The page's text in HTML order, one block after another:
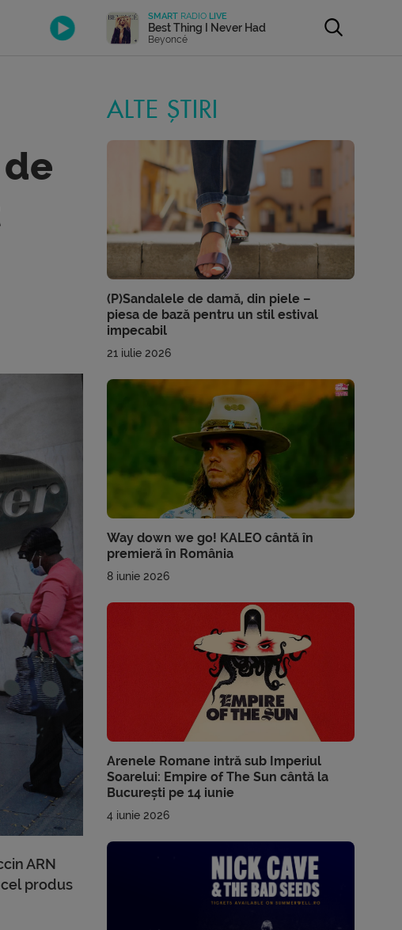
SMART RADIO LIVE
Best Thing I Never Had
Beyoncé
ARN
produs
ALTE ȘTIRI
(P)Sandalele de damă, din piele –
piesa de bază pentru un stil estival
impecabil
21 iulie 2026
Way down we go! KALEO cântă în
premieră în România
8 iunie 2026
Arenele Romane intră sub Imperiul
Soarelui: Empire of The Sun cântă la
București pe 14 iunie
4 iunie 2026